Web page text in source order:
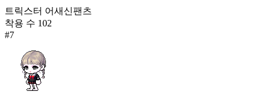
트릭스터 어새신팬츠
착용 수 102
#7